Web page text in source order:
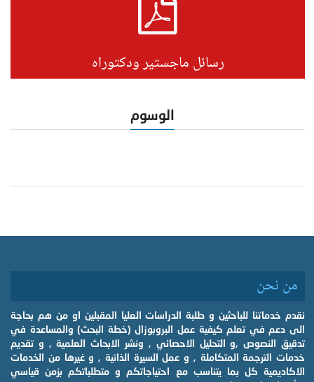
رسائل ماجستير ودكتوراه
الوسوم
من نحن
نقدم خدماتنا للباحثين و طلبة الدراسات العليا المقبلين او من هم بحاجة
الى دعم في تعلم كيفية عمل البروبوزال (خطة البحث) والمساعدة في
تدقيق النصوص ,و التحليل الاحصائي , ونشر الابحاث العلمية , و تقديم
خدمات الترجمة المتكاملة , و عمل السيرة الذاتية , و غيرها من الخدمات
الاكاديمية كل بما يتناسب مع احتياجاتكم و متطلباتكم بزمن قياسي